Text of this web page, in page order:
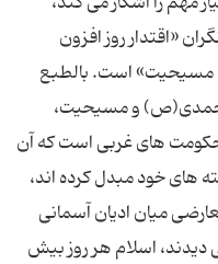
«اقتدار روز افزون
مسیحیت» است. بالطبع
محمدی(ص) و مسیحیت،
های غربی است که آن
های خود مبدل کرده اند،
میان ادیان آسمانی
اسلام هر روز بیش